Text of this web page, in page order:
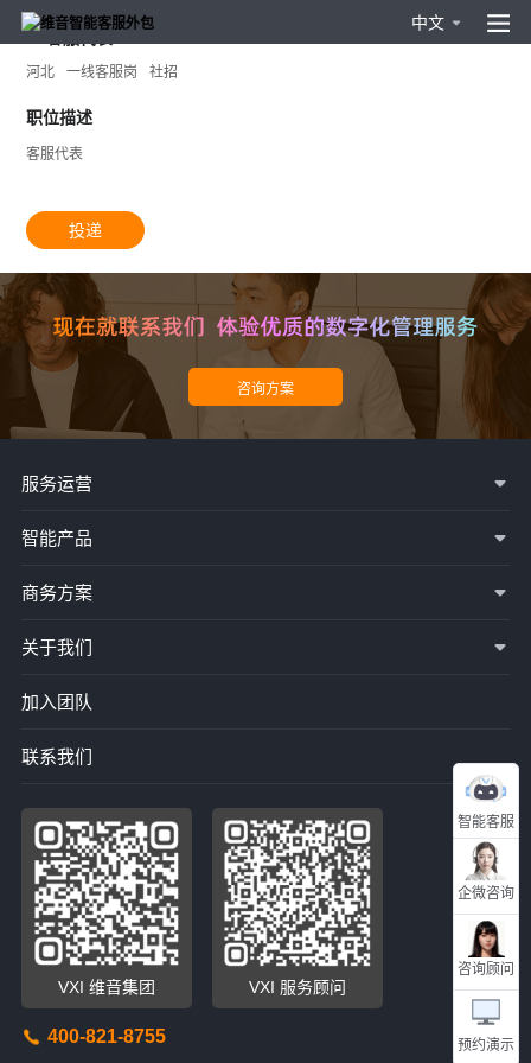
中文
河北 一线客服岗 社招
职位描述
客服代表
投递
智能客服
企微咨询
咨询顾问
预约演示
服务运营
智能产品
商务方案
关于我们
加入团队
联系我们
VXI 维音集团 VXI 服务顾问
400-821-8755